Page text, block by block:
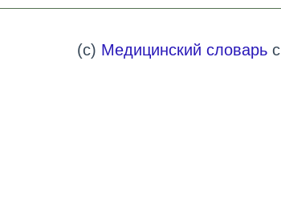
(c) Медицинский словарьс